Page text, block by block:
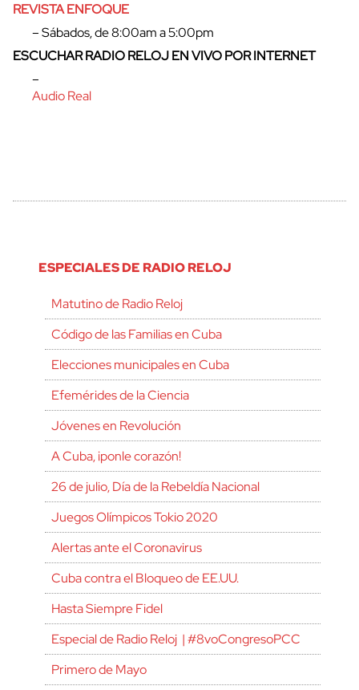
REVISTA ENFOQUE
– Sábados, de 8:00am a 5:00pm
ESCUCHAR RADIO RELOJ EN VIVO POR INTERNET
–
Audio Real
ESPECIALES DE RADIO RELOJ
Matutino de Radio Reloj
Código de las Familias en Cuba
Elecciones municipales en Cuba
Efemérides de la Ciencia
Jóvenes en Revolución
A Cuba, ¡ponle corazón!
26 de julio, Día de la Rebeldía Nacional
Juegos Olímpicos Tokio 2020
Alertas ante el Coronavirus
Cuba contra el Bloqueo de EE.UU.
Hasta Siempre Fidel
Especial de Radio Reloj | #8voCongresoPCC
Primero de Mayo